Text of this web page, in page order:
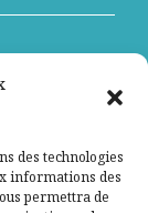
des technologies
informations des
permettra de